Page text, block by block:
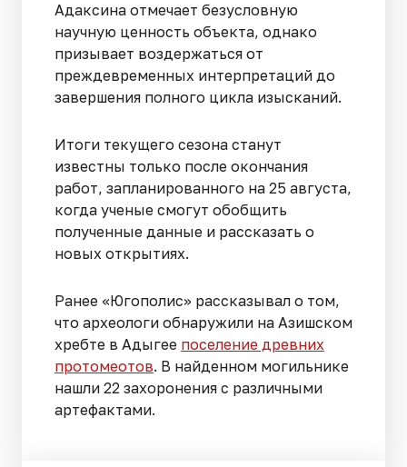
Адаксина отмечает безусловную
научную ценность объекта, однако
призывает воздержаться от
преждевременных интерпретаций до
завершения полного цикла изысканий.
Итоги текущего сезона станут
известны только после окончания
работ, запланированного на 25 августа,
когда ученые смогут обобщить
полученные данные и рассказать о
новых открытиях.
Ранее «Югополис» рассказывал о том,
что археологи обнаружили на Азишском
хребте в Адыгее поселение древних
протомеотов. В найденном могильнике
нашли 22 захоронения с различными
артефактами.